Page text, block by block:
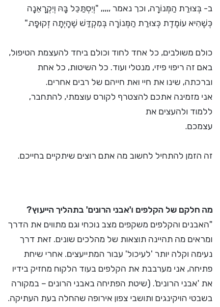
ב- בְּצוּרַת הַמְּנוֹרָה, וכך נאמר ,,,,, "וְיִסְתַּכֵּל בָּהּ וְיִקְרָאֵנָה
כְּשֶׁהִיא עוֹמֶדֶת כְּצוּרַת הַמְּנוֹרָה בְּמִקְדַּשׁ שֶׁהָיְתָה זְקוּפָה."
כולם משולבים, כל אחד לחוד וכולם ביחד להעצמת הטיפול,
באם זה ריפוי פיזי, מנטלי ועוד. כל השיטות, כל אחת
וברכתה, שינו את חיי ואת חייהם של רבים אחרים.
אני מזמינה אתכם להצטרף לקורס עוצמתי, להתחבר,
ללמוד ולהעצים את
עצמכם.
זה הזמן להתחיל לחשוב מה אתם רוצים שיתקיים בחייכם.
מה חלקם של הקלפים ו'אבני הרונים' בתהליך הייעוץ?
"האבנים והקלפים משקפים מצב נוכחי וגם מתווים את הדרך
ומראים מה תהיינה תוצאות של מהלכים שונים. זאת דרך
נעימה וקלה יותר 'לעיכול' עבור המתייעצים. אחרי שיחת
פתיחה, אני מערבבת את הקלפים בעוד הלקוח מחזיק בידיו
את 'אבני הרונים'. (שיטת הפתיחה באבני הרונים – במקורה
בשבטי הויקינגים ותושבי צפון אירופה שהחלה בעת העתיקה.